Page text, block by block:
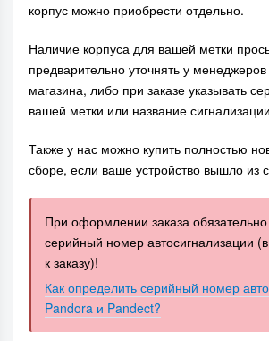
корпус можно приобрести отдельно.
Наличие корпуса для вашей метки
предварительно уточнять у
магазина, либо при заказе указывать
вашей метки или название
Также у нас можно купить полностью
сборе, если ваше устройство вышло из
При оформлении заказа обязательно
серийный номер автосигнализации
к заказу)!
Как определить серийный номер
Pandora и Pandect?